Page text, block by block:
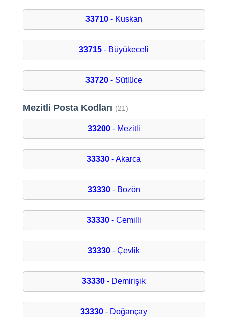
33710- Kuskan
33715 - Büyükeceli
33720- Sütlüce
Mezitli Posta Kodları (21)
33200- Mezitli
33330 - Akarca
33330- Bozön
33330- Cemilli
33330 - Çevlik
33330 - Demirişik
33330 - Doğançay